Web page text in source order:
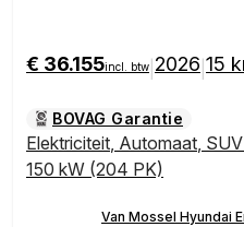
€ 36.155incl. btw 2026 15
BOVAG Garantie
Elektriciteit, Automaat,
150 kW (204 PK)
Van Mossel Hyundai